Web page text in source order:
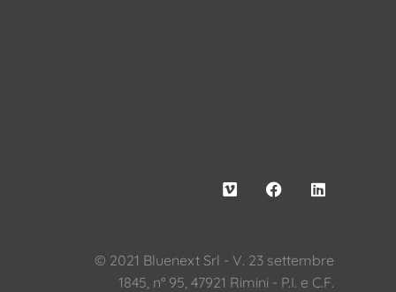
© 2021 Bluenext Srl - V. 23 settembre
1845, n° 95, 47921 Rimini - P.I. e C.F.